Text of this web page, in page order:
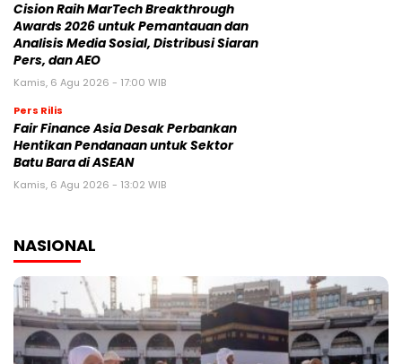
BPIH 2026 Ditetapkan Lebih Rendah, Pemerintah
Jaga Kualitas Layanan di Tanah Suci
15 September 2025 | 07:21 WIB
Reshuffle Kabinet Prabowo: 3 Nama Hilang, Istana
Tegaskan Pilihan Bukan Karena Politik
9 September 2025 | 14:55 WIB